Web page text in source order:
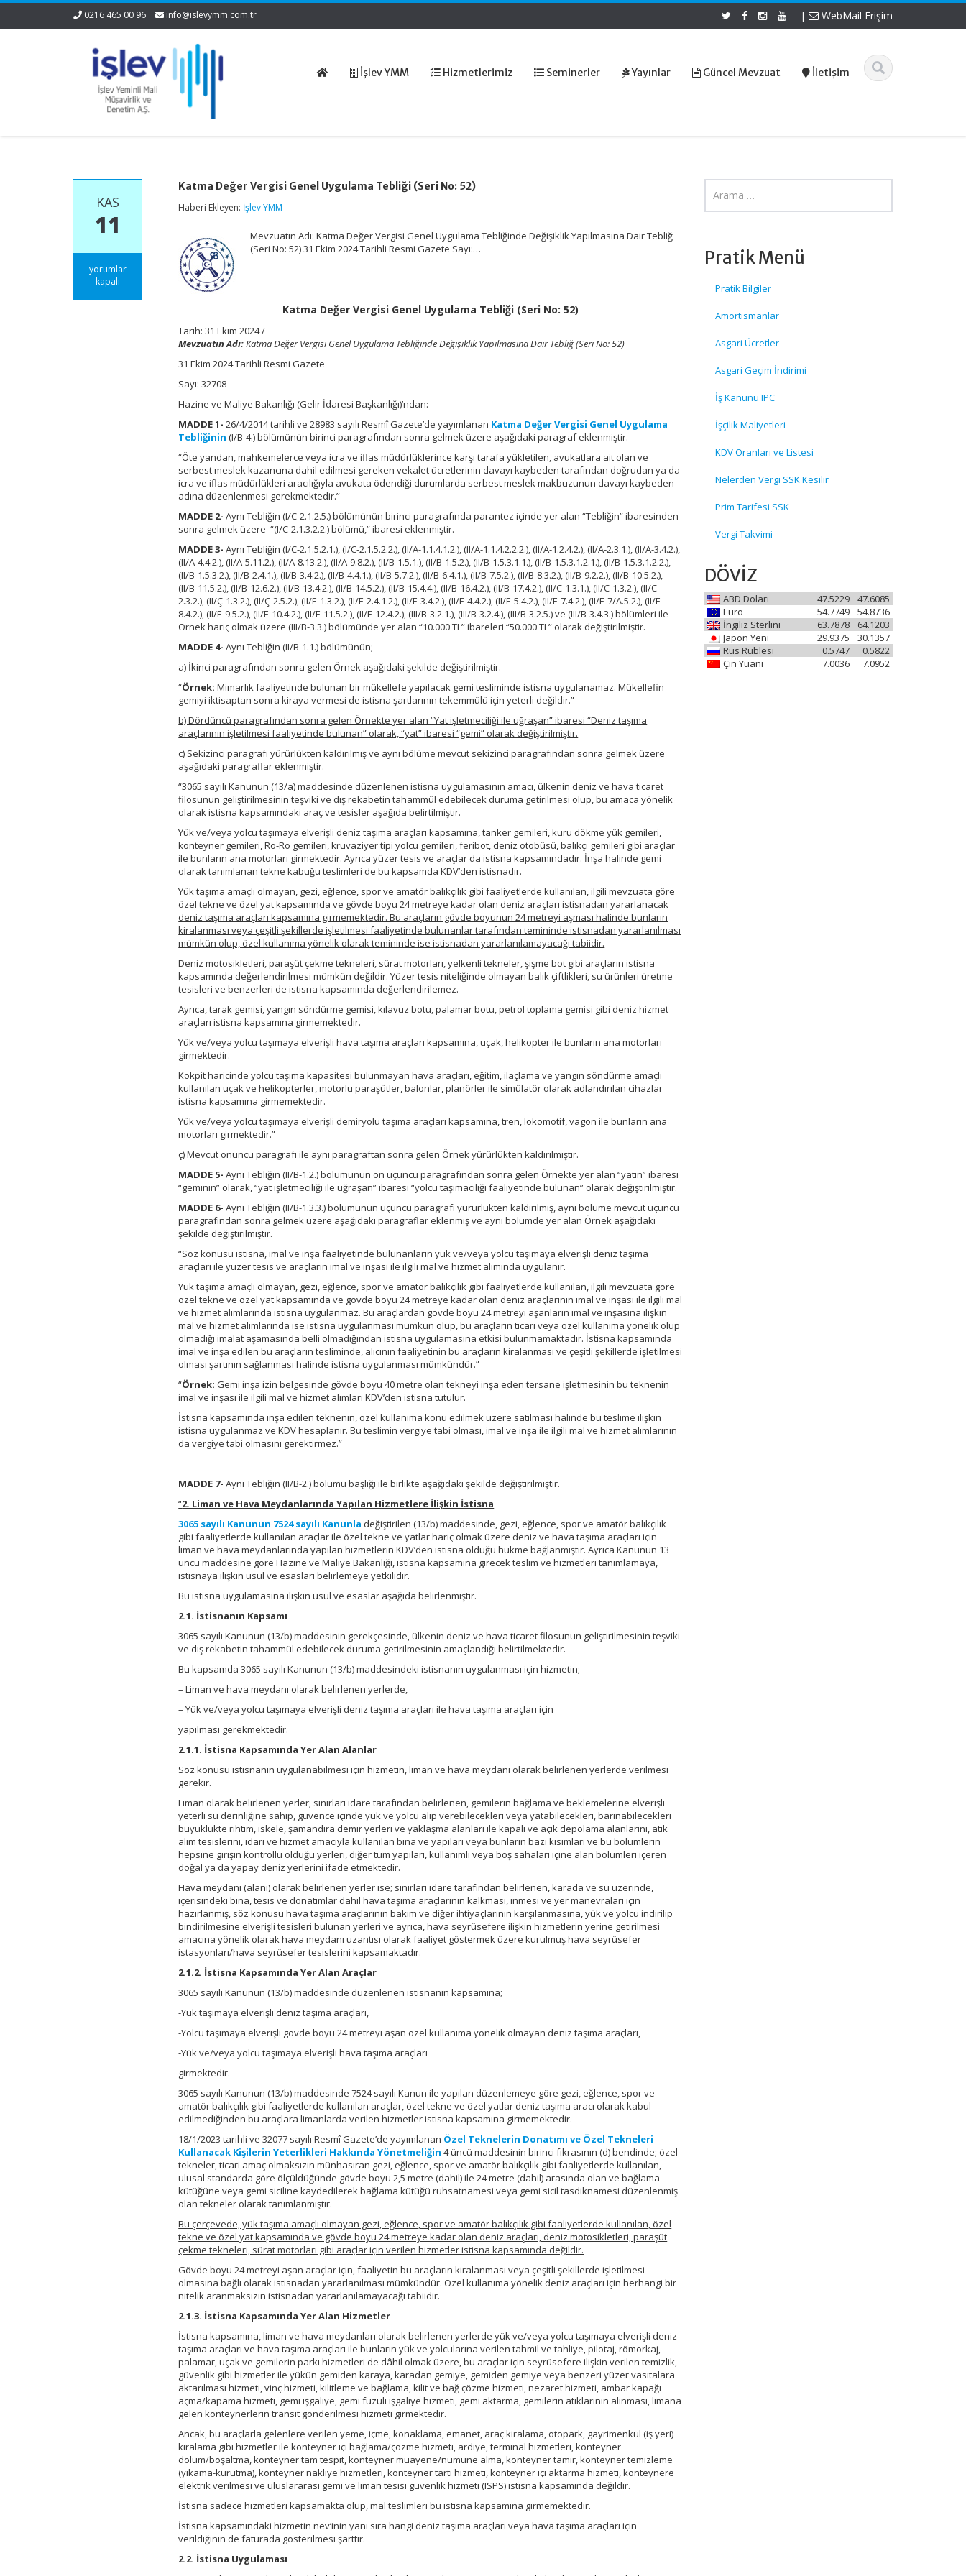
0216 465 00 96 info@islevymm.com.tr | WebMail Erişim
İşlev YMM Hizmetlerimiz Seminerler Yayınlar Güncel Mevzuat İletişim
KAS
11
Katma
Değer
yorumlar
kapalı
Katma Değer Vergisi Genel Uygulama Tebliği (Seri No: 52)
Haberi Ekleyen: İşlev YMM
Mevzuatın Adı: Katma Değer Vergisi Genel Uygulama Tebliğinde Değişiklik Yapılmasına Dair Tebliğ
(Seri No: 52) 31 Ekim 2024 Tarihli Resmi Gazete Sayı:…
Katma Değer Vergisi Genel Uygulama Tebliği (Seri No: 52)
Tarih: 31 Ekim 2024 /
Mevzuatın Adı:Katma Değer Vergisi Genel Uygulama Tebliğinde Değişiklik Yapılmasına Dair Tebliğ (Seri No: 52)
31 Ekim 2024 Tarihli Resmi Gazete
Sayı: 32708
Hazine ve Maliye Bakanlığı (Gelir İdaresi Başkanlığı)’ndan:
MADDE 1- 26/4/2014 tarihli ve 28983 sayılı Resmî Gazete’de yayımlanan Katma Değer Vergisi Genel Uygulama
Tebliğinin (I/B-4.) bölümünün birinci paragrafından sonra gelmek üzere aşağıdaki paragraf eklenmiştir.
“Öte yandan, mahkemelerce veya icra ve iflas müdürlüklerince karşı tarafa yükletilen, avukatlara ait olan ve
serbest meslek kazancına dahil edilmesi gereken vekalet ücretlerinin davayı kaybeden tarafından doğrudan ya da
icra ve iflas müdürlükleri aracılığıyla avukata ödendiği durumlarda serbest meslek makbuzunun davayı kaybeden
adına düzenlenmesi gerekmektedir.”
MADDE 2- Aynı Tebliğin (I/C-2.1.2.5.) bölümünün birinci paragrafında parantez içinde yer alan “Tebliğin” ibaresinden
sonra gelmek üzere “(I/C-2.1.3.2.2.) bölümü,” ibaresi eklenmiştir.
MADDE 3- Aynı Tebliğin (I/C-2.1.5.2.1.), (I/C-2.1.5.2.2.), (II/A-1.1.4.1.2.), (II/A-1.1.4.2.2.2.), (II/A-1.2.4.2.), (II/A-2.3.1.), (II/A-3.4.2.),
(II/A-4.4.2.), (II/A-5.11.2.), (II/A-8.13.2.), (II/A-9.8.2.), (II/B-1.5.1.), (II/B-1.5.2.), (II/B-1.5.3.1.1.), (II/B-1.5.3.1.2.1.), (II/B-1.5.3.1.2.2.),
(II/B-1.5.3.2.), (II/B-2.4.1.), (II/B-3.4.2.), (II/B-4.4.1.), (II/B-5.7.2.), (II/B-6.4.1.), (II/B-7.5.2.), (II/B-8.3.2.), (II/B-9.2.2.), (II/B-10.5.2.),
(II/B-11.5.2.), (II/B-12.6.2.), (II/B-13.4.2.), (II/B-14.5.2.), (II/B-15.4.4.), (II/B-16.4.2.), (II/B-17.4.2.), (II/C-1.3.1.), (II/C-1.3.2.), (II/C-
2.3.2.), (II/Ç-1.3.2.), (II/Ç-2.5.2.), (II/E-1.3.2.), (II/E-2.4.1.2.), (II/E-3.4.2.), (II/E-4.4.2.), (II/E-5.4.2.), (II/E-7.4.2.), (II/E-7/A.5.2.), (II/E-
8.4.2.), (II/E-9.5.2.), (II/E-10.4.2.), (II/E-11.5.2.), (II/E-12.4.2.), (III/B-3.2.1.), (III/B-3.2.4.), (III/B-3.2.5.) ve (III/B-3.4.3.) bölümleri ile
Örnek hariç olmak üzere (III/B-3.3.) bölümünde yer alan “10.000 TL” ibareleri “50.000 TL” olarak değiştirilmiştir.
MADDE 4- Aynı Tebliğin (II/B-1.1.) bölümünün;
a) İkinci paragrafından sonra gelen Örnek aşağıdaki şekilde değiştirilmiştir.
“Örnek: Mimarlık faaliyetinde bulunan bir mükellefe yapılacak gemi tesliminde istisna uygulanamaz. Mükellefin
gemiyi iktisaptan sonra kiraya vermesi de istisna şartlarının tekemmülü için yeterli değildir.”
b) Dördüncü paragrafından sonra gelen Örnekte yer alan “Yat işletmeciliği ile uğraşan” ibaresi “Deniz taşıma
araçlarının işletilmesi faaliyetinde bulunan” olarak, “yat” ibaresi “gemi” olarak değiştirilmiştir.
c) Sekizinci paragrafı yürürlükten kaldırılmış ve aynı bölüme mevcut sekizinci paragrafından sonra gelmek üzere
aşağıdaki paragraflar eklenmiştir.
“3065 sayılı Kanunun (13/a) maddesinde düzenlenen istisna uygulamasının amacı, ülkenin deniz ve hava ticaret
filosunun geliştirilmesinin teşviki ve dış rekabetin tahammül edebilecek duruma getirilmesi olup, bu amaca yönelik
olarak istisna kapsamındaki araç ve tesisler aşağıda belirtilmiştir.
Yük ve/veya yolcu taşımaya elverişli deniz taşıma araçları kapsamına, tanker gemileri, kuru dökme yük gemileri,
konteyner gemileri, Ro-Ro gemileri, kruvaziyer tipi yolcu gemileri, feribot, deniz otobüsü, balıkçı gemileri gibi araçlar
ile bunların ana motorları girmektedir. Ayrıca yüzer tesis ve araçlar da istisna kapsamındadır. İnşa halinde gemi
olarak tanımlanan tekne kabuğu teslimleri de bu kapsamda KDV’den istisnadır.
Yük taşıma amaçlı olmayan, gezi, eğlence, spor ve amatör balıkçılık gibi faaliyetlerde kullanılan, ilgili mevzuata göre
özel tekne ve özel yat kapsamında ve gövde boyu 24 metreye kadar olan deniz araçları istisnadan yararlanacak
deniz taşıma araçları kapsamına girmemektedir. Bu araçların gövde boyunun 24 metreyi aşması halinde bunların
kiralanması veya çeşitli şekillerde işletilmesi faaliyetinde bulunanlar tarafından temininde istisnadan yararlanılması
mümkün olup, özel kullanıma yönelik olarak temininde ise istisnadan yararlanılamayacağı tabiidir.
Deniz motosikletleri, paraşüt çekme tekneleri, sürat motorları, yelkenli tekneler, şişme bot gibi araçların istisna
kapsamında değerlendirilmesi mümkün değildir. Yüzer tesis niteliğinde olmayan balık çiftlikleri, su ürünleri üretme
tesisleri ve benzerleri de istisna kapsamında değerlendirilemez.
Ayrıca, tarak gemisi, yangın söndürme gemisi, kılavuz botu, palamar botu, petrol toplama gemisi gibi deniz hizmet
araçları istisna kapsamına girmemektedir.
Yük ve/veya yolcu taşımaya elverişli hava taşıma araçları kapsamına, uçak, helikopter ile bunların ana motorları
girmektedir.
Kokpit haricinde yolcu taşıma kapasitesi bulunmayan hava araçları, eğitim, ilaçlama ve yangın söndürme amaçlı
kullanılan uçak ve helikopterler, motorlu paraşütler, balonlar, planörler ile simülatör olarak adlandırılan cihazlar
istisna kapsamına girmemektedir.
Yük ve/veya yolcu taşımaya elverişli demiryolu taşıma araçları kapsamına, tren, lokomotif, vagon ile bunların ana
motorları girmektedir.”
ç) Mevcut onuncu paragrafı ile aynı paragraftan sonra gelen Örnek yürürlükten kaldırılmıştır.
MADDE 5- Aynı Tebliğin (II/B-1.2.) bölümünün on üçüncü paragrafından sonra gelen Örnekte yer alan “yatın” ibaresi
“geminin” olarak, “yat işletmeciliği ile uğraşan” ibaresi “yolcu taşımacılığı faaliyetinde bulunan” olarak değiştirilmiştir.
MADDE 6- Aynı Tebliğin (II/B-1.3.3.) bölümünün üçüncü paragrafı yürürlükten kaldırılmış, aynı bölüme mevcut üçüncü
paragrafından sonra gelmek üzere aşağıdaki paragraflar eklenmiş ve aynı bölümde yer alan Örnek aşağıdaki
şekilde değiştirilmiştir.
“Söz konusu istisna, imal ve inşa faaliyetinde bulunanların yük ve/veya yolcu taşımaya elverişli deniz taşıma
araçları ile yüzer tesis ve araçların imal ve inşası ile ilgili mal ve hizmet alımında uygulanır.
Yük taşıma amaçlı olmayan, gezi, eğlence, spor ve amatör balıkçılık gibi faaliyetlerde kullanılan, ilgili mevzuata göre
özel tekne ve özel yat kapsamında ve gövde boyu 24 metreye kadar olan deniz araçlarının imal ve inşası ile ilgili mal
ve hizmet alımlarında istisna uygulanmaz. Bu araçlardan gövde boyu 24 metreyi aşanların imal ve inşasına ilişkin
mal ve hizmet alımlarında ise istisna uygulanması mümkün olup, bu araçların ticari veya özel kullanıma yönelik olup
olmadığı imalat aşamasında belli olmadığından istisna uygulamasına etkisi bulunmamaktadır. İstisna kapsamında
imal ve inşa edilen bu araçların tesliminde, alıcının faaliyetinin bu araçların kiralanması ve çeşitli şekillerde işletilmesi
olması şartının sağlanması halinde istisna uygulanması mümkündür.”
“Örnek: Gemi inşa izin belgesinde gövde boyu 40 metre olan tekneyi inşa eden tersane işletmesinin bu teknenin
imal ve inşası ile ilgili mal ve hizmet alımları KDV’den istisna tutulur.
İstisna kapsamında inşa edilen teknenin, özel kullanıma konu edilmek üzere satılması halinde bu teslime ilişkin
istisna uygulanmaz ve KDV hesaplanır. Bu teslimin vergiye tabi olması, imal ve inşa ile ilgili mal ve hizmet alımlarının
da vergiye tabi olmasını gerektirmez.”
MADDE 7-Aynı Tebliğin (II/B-2.) bölümü başlığı ile birlikte aşağıdaki şekilde değiştirilmiştir.
“2. Liman ve Hava Meydanlarında Yapılan Hizmetlere İlişkin İstisna
3065 sayılı Kanunun 7524 sayılı Kanunla değiştirilen (13/b) maddesinde, gezi, eğlence, spor ve amatör balıkçılık
gibi faaliyetlerde kullanılan araçlar ile özel tekne ve yatlar hariç olmak üzere deniz ve hava taşıma araçları için
liman ve hava meydanlarında yapılan hizmetlerin KDV’den istisna olduğu hükme bağlanmıştır. Ayrıca Kanunun 13
üncü maddesine göre Hazine ve Maliye Bakanlığı, istisna kapsamına girecek teslim ve hizmetleri tanımlamaya,
istisnaya ilişkin usul ve esasları belirlemeye yetkilidir.
Bu istisna uygulamasına ilişkin usul ve esaslar aşağıda belirlenmiştir.
2.1. İstisnanın Kapsamı
3065 sayılı Kanunun (13/b) maddesinin gerekçesinde, ülkenin deniz ve hava ticaret filosunun geliştirilmesinin teşviki
ve dış rekabetin tahammül edebilecek duruma getirilmesinin amaçlandığı belirtilmektedir.
Bu kapsamda 3065 sayılı Kanunun (13/b) maddesindeki istisnanın uygulanması için hizmetin;
– Liman ve hava meydanı olarak belirlenen yerlerde,
– Yük ve/veya yolcu taşımaya elverişli deniz taşıma araçları ile hava taşıma araçları için
yapılması gerekmektedir.
2.1.1. İstisna Kapsamında Yer Alan Alanlar
Söz konusu istisnanın uygulanabilmesi için hizmetin, liman ve hava meydanı olarak belirlenen yerlerde verilmesi
gerekir.
Liman olarak belirlenen yerler; sınırları idare tarafından belirlenen, gemilerin bağlama ve beklemelerine elverişli
yeterli su derinliğine sahip, güvence içinde yük ve yolcu alıp verebilecekleri veya yatabilecekleri, barınabilecekleri
büyüklükte rıhtım, iskele, şamandıra demir yerleri ve yaklaşma alanları ile kapalı ve açık depolama alanlarını, atık
alım tesislerini, idari ve hizmet amacıyla kullanılan bina ve yapıları veya bunların bazı kısımları ve bu bölümlerin
hepsine girişin kontrollü olduğu yerleri, diğer tüm yapıları, kullanımlı veya boş sahaları içine alan bölümleri içeren
doğal ya da yapay deniz yerlerini ifade etmektedir.
Hava meydanı (alanı) olarak belirlenen yerler ise; sınırları idare tarafından belirlenen, karada ve su üzerinde,
içerisindeki bina, tesis ve donatımlar dahil hava taşıma araçlarının kalkması, inmesi ve yer manevraları için
hazırlanmış, söz konusu hava taşıma araçlarının bakım ve diğer ihtiyaçlarının karşılanmasına, yük ve yolcu indirilip
bindirilmesine elverişli tesisleri bulunan yerleri ve ayrıca, hava seyrüsefere ilişkin hizmetlerin yerine getirilmesi
amacına yönelik olarak hava meydanı uzantısı olarak faaliyet göstermek üzere kurulmuş hava seyrüsefer
istasyonları/hava seyrüsefer tesislerini kapsamaktadır.
2.1.2. İstisna Kapsamında Yer Alan Araçlar
3065 sayılı Kanunun (13/b) maddesinde düzenlenen istisnanın kapsamına;
-Yük taşımaya elverişli deniz taşıma araçları,
-Yolcu taşımaya elverişli gövde boyu 24 metreyi aşan özel kullanıma yönelik olmayan deniz taşıma araçları,
-Yük ve/veya yolcu taşımaya elverişli hava taşıma araçları
girmektedir.
3065 sayılı Kanunun (13/b) maddesinde 7524 sayılı Kanun ile yapılan düzenlemeye göre gezi, eğlence, spor ve
amatör balıkçılık gibi faaliyetlerde kullanılan araçlar, özel tekne ve özel yatlar deniz taşıma aracı olarak kabul
edilmediğinden bu araçlara limanlarda verilen hizmetler istisna kapsamına girmemektedir.
18/1/2023 tarihli ve 32077 sayılı Resmî Gazete’de yayımlanan Özel Teknelerin Donatımı ve Özel Tekneleri
Kullanacak Kişilerin Yeterlikleri Hakkında Yönetmeliğin 4 üncü maddesinin birinci fıkrasının (d) bendinde; özel
tekneler, ticari amaç olmaksızın münhasıran gezi, eğlence, spor ve amatör balıkçılık gibi faaliyetlerde kullanılan,
ulusal standarda göre ölçüldüğünde gövde boyu 2,5 metre (dahil) ile 24 metre (dahil) arasında olan ve bağlama
kütüğüne veya gemi siciline kaydedilerek bağlama kütüğü ruhsatnamesi veya gemi sicil tasdiknamesi düzenlenmiş
olan tekneler olarak tanımlanmıştır.
Bu çerçevede, yük taşıma amaçlı olmayan gezi, eğlence, spor ve amatör balıkçılık gibi faaliyetlerde kullanılan, özel
tekne ve özel yat kapsamında ve gövde boyu 24 metreye kadar olan deniz araçları, deniz motosikletleri, paraşüt
çekme tekneleri, sürat motorları gibi araçlar için verilen hizmetler istisna kapsamında değildir.
Gövde boyu 24 metreyi aşan araçlar için, faaliyetin bu araçların kiralanması veya çeşitli şekillerde işletilmesi
olmasına bağlı olarak istisnadan yararlanılması mümkündür. Özel kullanıma yönelik deniz araçları için herhangi bir
nitelik aranmaksızın istisnadan yararlanılamayacağı tabiidir.
2.1.3. İstisna Kapsamında Yer Alan Hizmetler
İstisna kapsamına, liman ve hava meydanları olarak belirlenen yerlerde yük ve/veya yolcu taşımaya elverişli deniz
taşıma araçları ve hava taşıma araçları ile bunların yük ve yolcularına verilen tahmil ve tahliye, pilotaj, römorkaj,
palamar, uçak ve gemilerin parkı hizmetleri de dâhil olmak üzere, bu araçlar için seyrüsefere ilişkin verilen temizlik,
güvenlik gibi hizmetler ile yükün gemiden karaya, karadan gemiye, gemiden gemiye veya benzeri yüzer vasıtalara
aktarılması hizmeti, vinç hizmeti, kilitleme ve bağlama, kilit ve bağ çözme hizmeti, nezaret hizmeti, ambar kapağı
açma/kapama hizmeti, gemi işgaliye, gemi fuzuli işgaliye hizmeti, gemi aktarma, gemilerin atıklarının alınması, limana
gelen konteynerlerin transit gönderilmesi hizmeti girmektedir.
Ancak, bu araçlarla gelenlere verilen yeme, içme, konaklama, emanet, araç kiralama, otopark, gayrimenkul (iş yeri)
kiralama gibi hizmetler ile konteyner içi bağlama/çözme hizmeti, ardiye, terminal hizmetleri, konteyner
dolum/boşaltma, konteyner tam tespit, konteyner muayene/numune alma, konteyner tamir, konteyner temizleme
(yıkama-kurutma), konteyner nakliye hizmetleri, konteyner tartı hizmeti, konteyner içi aktarma hizmeti, konteynere
elektrik verilmesi ve uluslararası gemi ve liman tesisi güvenlik hizmeti (ISPS) istisna kapsamında değildir.
İstisna sadece hizmetleri kapsamakta olup, mal teslimleri bu istisna kapsamına girmemektedir.
İstisna kapsamındaki hizmetin nev’inin yanı sıra hangi deniz taşıma araçları veya hava taşıma araçları için
verildiğinin de faturada gösterilmesi şarttır.
2.2. İstisna Uygulaması
Pratik Menü
Pratik Bilgiler
Amortismanlar
Asgari Ücretler
Asgari Geçim İndirimi
İş Kanunu IPC
İşçilik Maliyetleri
KDV Oranları ve Listesi
Nelerden Vergi SSK Kesilir
Prim Tarifesi SSK
Vergi Takvimi
DÖVİZ
ABD Doları 47.6085
47.5229
Euro
54.8736
54.7749
İngiliz Sterlini
64.1203
63.7878
Japon Yeni
30.1357
29.9375
Rus Rublesi
0.5822
0.5747
Çin Yuanı
7.0952
7.0036